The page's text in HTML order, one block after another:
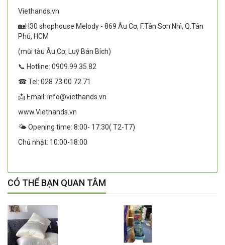
Viethands.vn
🏡H30 shophouse Melody - 869 Âu Cơ, F.Tân Sơn Nhì, Q.Tân
Phú, HCM
(mũi tàu Âu Cơ, Luỹ Bán Bích)
📞 Hotline: 0909.99.35.82
☎ Tel: 028 73 00 72 71
📩 Email: info@viethands.vn
www.Viethands.vn
🌤️ Opening time: 8:00- 17:30( T2-T7)
Chủ nhật: 10:00-18:00
CÓ THỂ BẠN QUAN TÂM